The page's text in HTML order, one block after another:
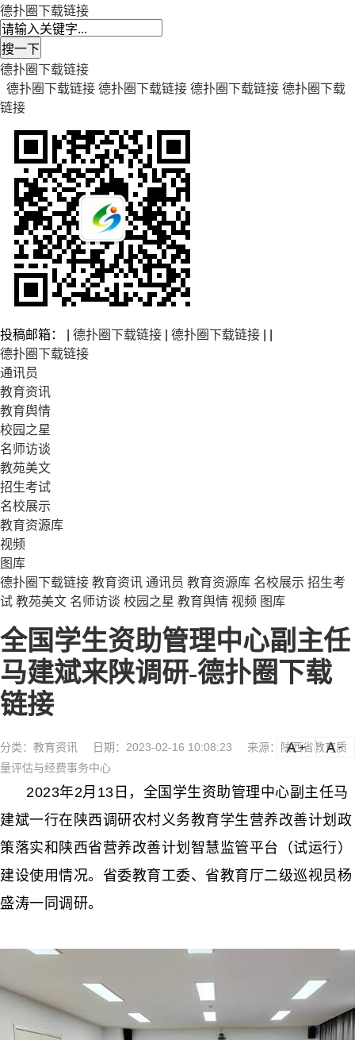
德扑圈下载链接
德扑圈下载链接
德扑圈下载链接 德扑圈下载链接 德扑圈下载链接 德扑圈下载
链接
投稿邮箱： | 德扑圈下载链接 德扑圈下载链接
德扑圈下载链接
通讯员
教育资讯
教育舆情
校园之星
名师访谈
教苑美文
招生考试
名校展示
教育资源库
视频
图库
德扑圈下载链接 教育资讯 通讯员 教育资源库 名校展示 招生考
试 教苑美文 名师访谈 校园之星 教育舆情 视频 图库
全国学生资助管理中心副主任
马建斌来陕调研-德扑圈下载
链接
分类： 教育资讯 日期：2023-02-16 10:08:23
来源：陕西省教育质
量评估与经费事务中心
a a-
2023年2月13日，全国学生资助管理中心副主任马
建斌一行在陕西调研农村义务教育学生营养改善计划政
策落实和陕西省营养改善计划智慧监管平台（试运行）
建设使用情况。省委教育工委、省教育厅二级巡视员杨
盛涛一同调研。